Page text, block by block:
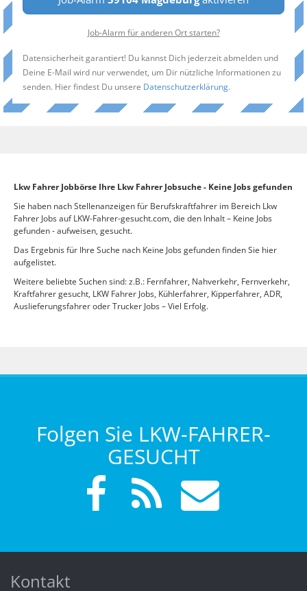
Job-Alarm für anderen Ort starten?
Datensicherheit garantiert! Du kannst Dich jederzeit abmelden und
Deine E-Mail wird nur verwendet, um Dir nützliche Informationen zu
senden. Hier findest Du unsere Datenschutzerklärung.
Lkw Fahrer Jobbörse Ihre Lkw Fahrer Jobsuche - Keine Jobs gefunden
Sie haben nach Stellenanzeigen für Berufskraftfahrer im Bereich Lkw
Fahrer Jobs auf LKW-Fahrer-gesucht.com, die den Inhalt – Keine Jobs
gefunden - aufweisen, gesucht.
Das Ergebnis für Ihre Suche nach Keine Jobs gefunden finden Sie hier
aufgelistet.
Weitere beliebte Suchen sind: z.B.: Fernfahrer, Nahverkehr, Fernverkehr,
Kraftfahrer gesucht, LKW Fahrer Jobs, Kühlerfahrer, Kipperfahrer, ADR,
Auslieferungsfahrer oder Trucker Jobs – Viel Erfolg.
Folgen Sie LKW-FAHRER-
GESUCHT
Kontakt